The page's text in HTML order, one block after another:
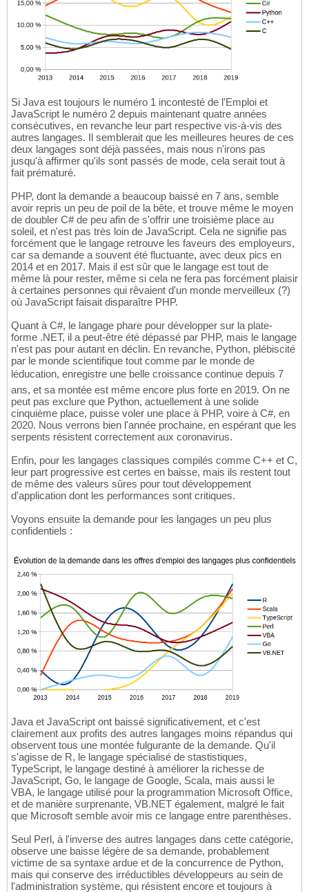
Si Java est toujours le numéro 1 incontesté de l'Emploi et
JavaScript le numéro 2 depuis maintenant quatre années
consécutives, en revanche leur part respective vis-à-vis des
autres langages. Il semblerait que les meilleures heures de ces
deux langages sont déjà passées, mais nous n'irons pas
jusqu'à affirmer qu'ils sont passés de mode, cela serait tout à
fait prématuré.
PHP, dont la demande a beaucoup baissé en 7 ans, semble
avoir repris un peu de poil de la bête, et trouve même le moyen
de doubler C# de peu afin de s'offrir une troisième place au
soleil, et n'est pas très loin de JavaScript. Cela ne signifie pas
forcément que le langage retrouve les faveurs des employeurs,
car sa demande a souvent été fluctuante, avec deux pics en
2014 et en 2017. Mais il est sûr que le langage est tout de
même là pour rester, même si cela ne fera pas forcément plaisir
à certaines personnes qui rêvaient d'un monde merveilleux (?)
où JavaScript faisait disparaître PHP.
Quant à C#, le langage phare pour développer sur la plate-
forme .NET, il a peut-être été dépassé par PHP, mais le langage
n'est pas pour autant en déclin. En revanche, Python, plébiscité
par le monde scientifique tout comme par le monde de
léducation, enregistre une belle croissance continue depuis 7
ans, et sa montée est même encore plus forte en 2019. On ne
peut pas exclure que Python, actuellement à une solide
cinquième place, puisse voler une place à PHP, voire à C#, en
2020. Nous verrons bien l'année prochaine, en espérant que les
serpents résistent correctement aux coronavirus.
Enfin, pour les langages classiques compilés comme C++ et C,
leur part progressive est certes en baisse, mais ils restent tout
de même des valeurs sûres pour tout développement
d'application dont les performances sont critiques.
Voyons ensuite la demande pour les langages un peu plus
confidentiels :
Java et JavaScript ont baissé significativement, et c'est
clairement aux profits des autres langages moins répandus qui
observent tous une montée fulgurante de la demande. Qu'il
s'agisse de R, le langage spécialisé de stastistiques,
TypeScript, le langage destiné à améliorer la richesse de
JavaScript, Go, le langage de Google, Scala, mais aussi le
VBA, le langage utilisé pour la programmation Microsoft Office,
et de manière surprenante, VB.NET également, malgré le fait
que Microsoft semble avoir mis ce langage entre parenthèses.
Seul Perl, à l'inverse des autres langages dans cette catégorie,
observe une baisse légère de sa demande, probablement
victime de sa syntaxe ardue et de la concurrence de Python,
mais qui conserve des irréductibles développeurs au sein de
l'administration système, qui résistent encore et toujours à